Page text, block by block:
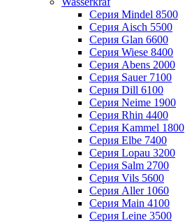
Серия Mindel 8500
Серия Aisch 5500
Серия Glan 6600
Серия Wiese 8400
Серия Abens 2000
Серия Sauer 7100
Серия Dill 6100
Серия Neime 1900
Серия Rhin 4400
Серия Kammel 1800
Серия Elbe 7400
Серия Lopau 3200
Серия Salm 2700
Серия Vils 5600
Серия Aller 1060
Серия Main 4100
Серия Leine 3500